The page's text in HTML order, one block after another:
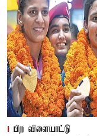
பிற விளையாட்டு